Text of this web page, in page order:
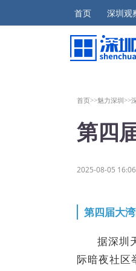
首页 深圳观
首页>>魅力深圳>>
第四
2025-08-05 16:06
第四届大
据深圳
际暗夜社区